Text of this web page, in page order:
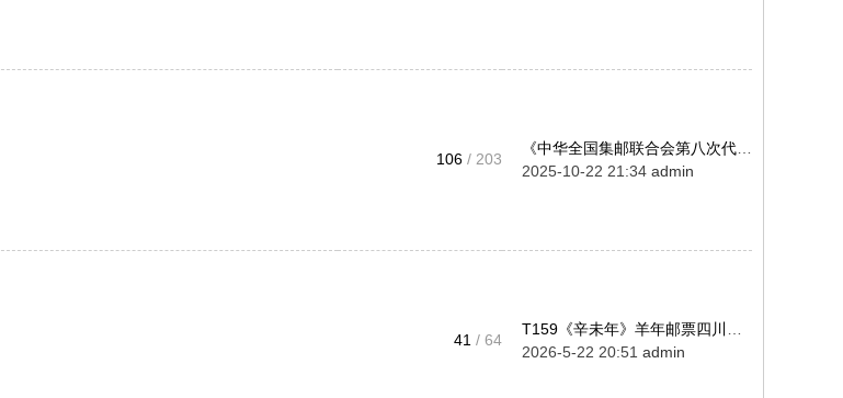
106 / 203
2025-10-22 21:34 admin
41 / 64
2026-5-22 20:51 admin